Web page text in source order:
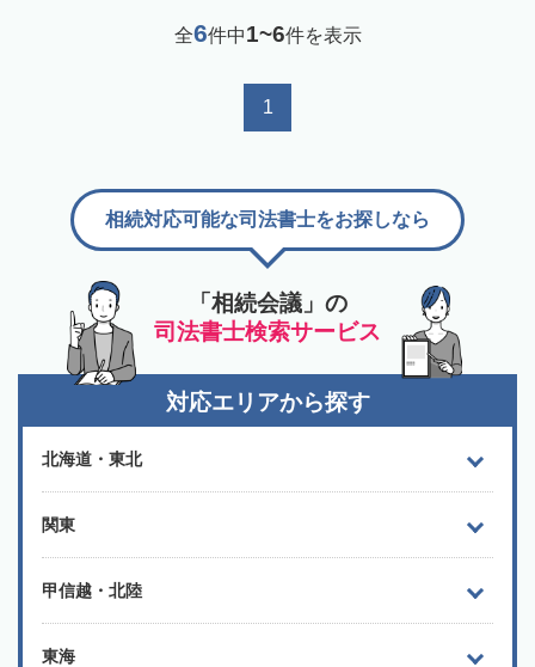
全6件中1~6件を表示
1
「相続会議」の
司法書士検索サービス
相続対応可能な司法書士をお探しなら
対応エリアから探す
北海道・東北
関東
甲信越・北陸
東海